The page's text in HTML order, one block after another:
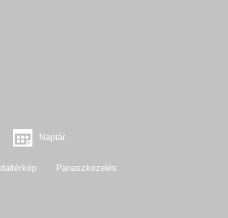
Naptár
Panaszkezelés